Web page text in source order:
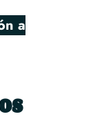
a